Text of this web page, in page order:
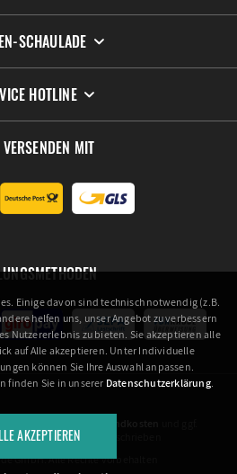
SCHAULADE
HOTLINE
MIT
wenn nicht anders beschrieben
GmbH. Alle Rechte vorbehalten
Einige davon sind technisch notwendig (z.B.
helfen uns, unser Angebot zu verbessern
Nutzererlebnis zu bieten. Sie akzeptieren alle
auf Alle akzeptieren. Unter Individuelle
können Sie Ihre Auswahl anpassen.
finden Sie in unserer Datenschutzerklärung.
AKZEPTIEREN